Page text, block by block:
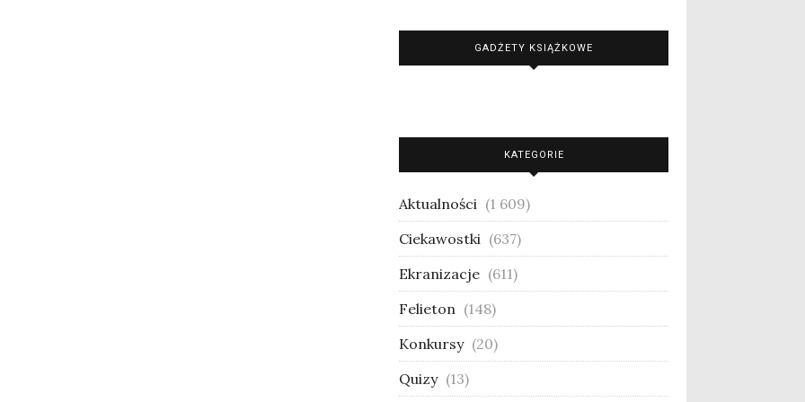
GADŻETY KSIĄŻKOWE
KATEGORIE
Aktualności (1 609)
Ciekawostki (637)
Ekranizacje (611)
Felieton (148)
Konkursy (20)
Quizy (13)